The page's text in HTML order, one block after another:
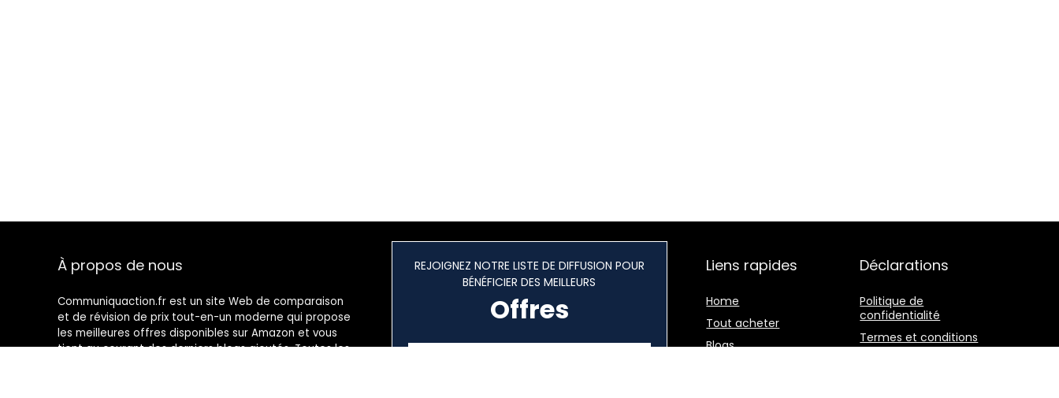
À propos de nous
Communiquaction.fr est un site Web de comparaison
et de révision de prix tout-en-un moderne qui propose
les meilleures offres disponibles sur Amazon et vous
tient au courant des derniers blogs ajoutés. Toutes les
REJOIGNEZ NOTRE LISTE DE DIFFUSION POUR
BÉNÉFICIER DES MEILLEURS
Offres
Liens rapides
Home
Tout acheter
Blogs
Déclarations
Politique de
confidentialité
Termes et conditions